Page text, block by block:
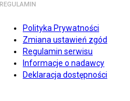
REGULAMIN
Polityka Prywatności
Zmiana ustawień zgód
Regulamin serwisu
Informacje o nadawcy
Deklaracja dostępności